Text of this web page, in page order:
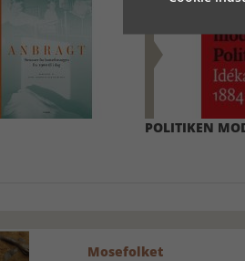
POLITIKEN
Mosefolket